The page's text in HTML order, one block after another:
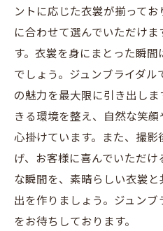
ントに応じた衣裳が揃って
に合わせて選んでいただけ
す。衣裳を身にまとった瞬
でしょう。ジュンブライダ
の魅力を最大限に引き出し
きる環境を整え、自然な笑
心掛けています。また、撮
げ、お客様に喜んでいただ
な瞬間を、素晴らしい衣裳
出を作りましょう。ジュン
をお待ちしております。